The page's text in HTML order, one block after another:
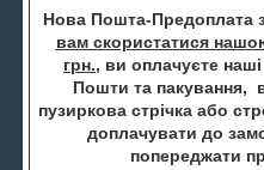
Нова Пошта-Предоплата
вам скористатися
грн., ви оплачуєте
Пошти та пакування,
пузиркова стрічка або
доплачувати до
попереджати